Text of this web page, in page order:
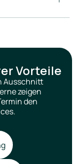
Vorteile
Ausschnitt
zeigen
den